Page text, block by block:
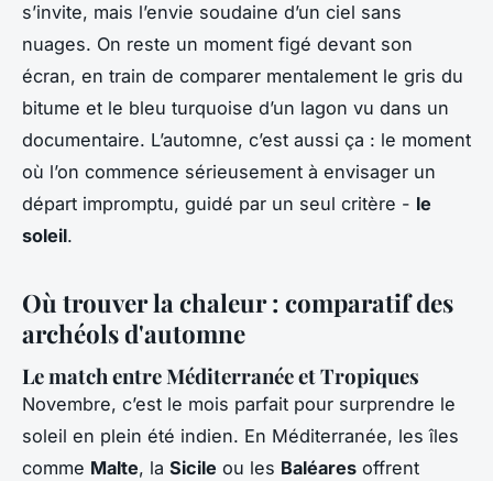
s’invite, mais l’envie soudaine d’un ciel sans
nuages. On reste un moment figé devant son
écran, en train de comparer mentalement le gris du
bitume et le bleu turquoise d’un lagon vu dans un
documentaire. L’automne, c’est aussi ça : le moment
où l’on commence sérieusement à envisager un
départ impromptu, guidé par un seul critère - le
soleil.
Où trouver la chaleur : comparatif des
archéols d'automne
Le match entre Méditerranée et Tropiques
Novembre, c’est le mois parfait pour surprendre le
soleil en plein été indien. En Méditerranée, les îles
comme Malte, la Sicile ou les Baléares offrent